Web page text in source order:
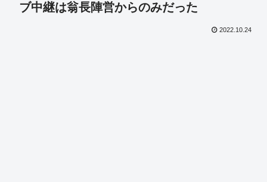
ブ中継は翁長陣営からのみだった
2022.10.24